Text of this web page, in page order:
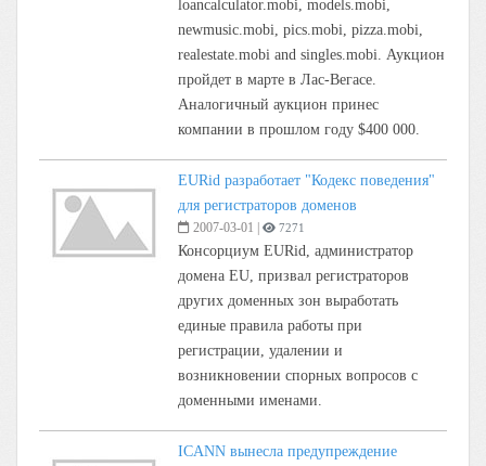
loancalculator.mobi, models.mobi,
newmusic.mobi, pics.mobi, pizza.mobi,
realestate.mobi and singles.mobi. Аукцион
пройдет в марте в Лас-Вегасе.
Аналогичный аукцион принес
компании в прошлом году $400 000.
EURid разработает "Кодекс поведения"
для регистраторов доменов
2007-03-01 7271
Консорциум EURid, администратор
домена EU, призвал регистраторов
других доменных зон выработать
единые правила работы при
регистрации, удалении и
возникновении спорных вопросов с
доменными именами.
ICANN вынесла предупреждение